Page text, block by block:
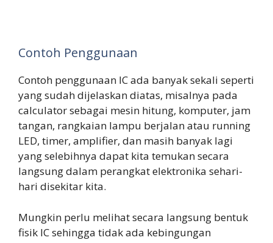
Contoh Penggunaan
Contoh penggunaan IC ada banyak sekali seperti
yang sudah dijelaskan diatas, misalnya pada
calculator sebagai mesin hitung, komputer, jam
tangan, rangkaian lampu berjalan atau running
LED, timer, amplifier, dan masih banyak lagi
yang selebihnya dapat kita temukan secara
langsung dalam perangkat elektronika sehari-
hari disekitar kita.
Mungkin perlu melihat secara langsung bentuk
fisik IC sehingga tidak ada kebingungan